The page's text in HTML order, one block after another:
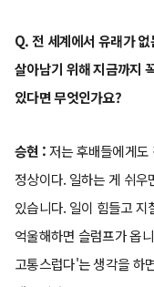
Q. 전 세계에서 유래가
살아남기 위해 지금까지
있다면 무엇인가요?
승현 :저는 후배들에게
정상이다. 일하는 게 쉬
있습니다. 일이 힘들고
억울해하면 슬럼프가 옵
고통스럽다'는 생각을 하